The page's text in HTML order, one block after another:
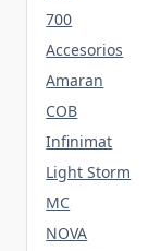
700
Accesorios
Amaran
COB
Infinimat
Light Storm
MC
NOVA